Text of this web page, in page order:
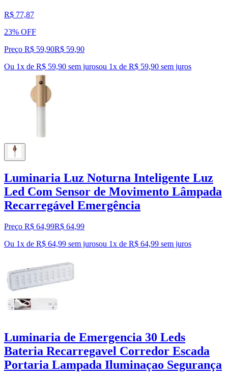
R$ 77,87
23% OFF
Preço R$ 59,90R$ 59,90
Ou 1x de R$ 59,90 sem jurosou 1x de R$ 59,90 sem juros
Luminaria Luz Noturna Inteligente Luz
Led Com Sensor de Movimento Lâmpada
Recarregável Emergência
Preço R$ 64,99R$ 64,99
Ou 1x de R$ 64,99 sem jurosou 1x de R$ 64,99 sem juros
Luminaria de Emergencia 30 Leds
Bateria Recarregavel Corredor Escada
Portaria Lampada Iluminaçao Segurança